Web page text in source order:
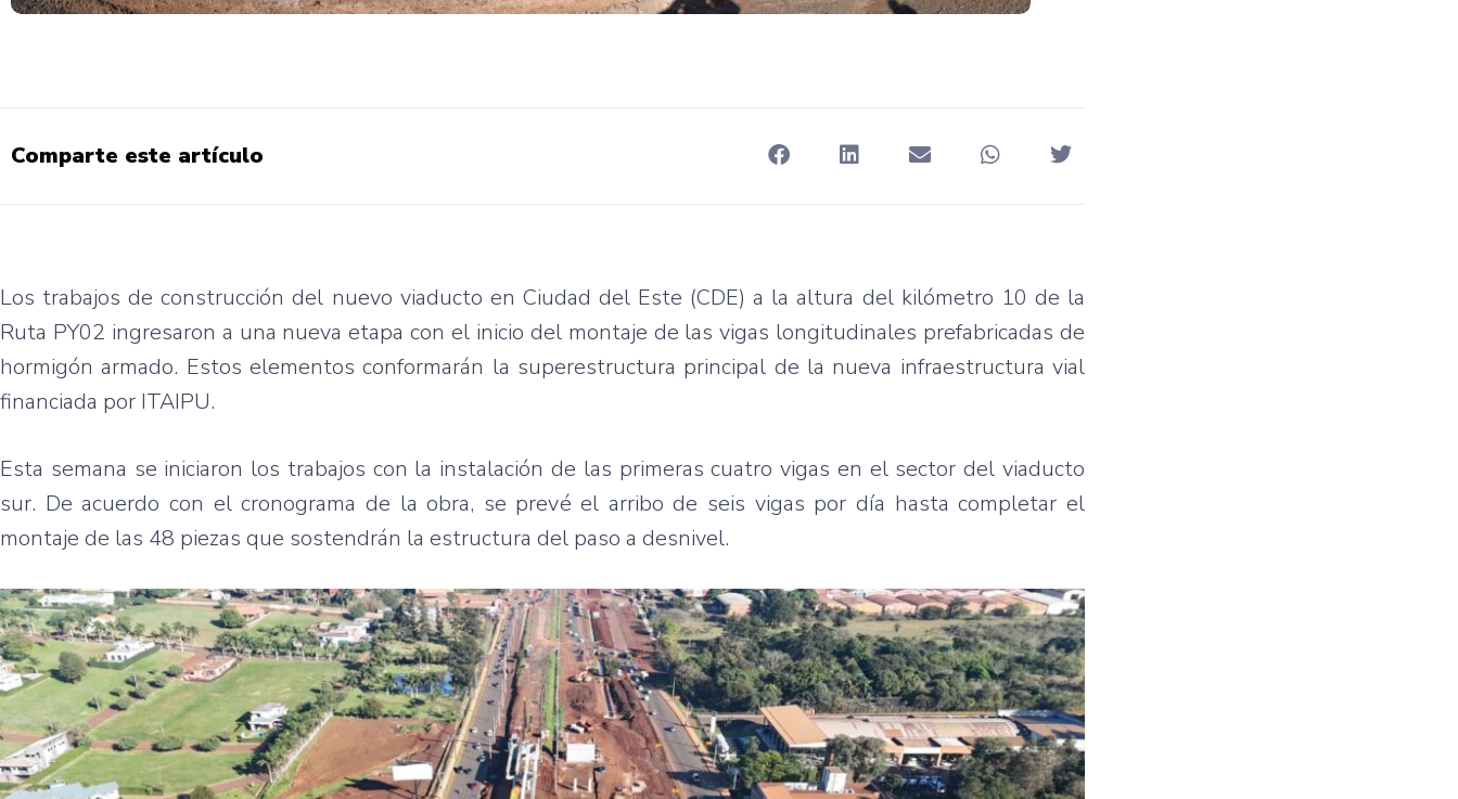
Comparte este artículo
Los trabajos de construcción del nuevo viaducto en Ciudad del Este (CDE) a la altura del kilómetro 10 de la
Ruta PY02 ingresaron a una nueva etapa con el inicio del montaje de las vigas longitudinales prefabricadas de
hormigón armado. Estos elementos conformarán la superestructura principal de la nueva infraestructura vial
financiada por ITAIPU.
Esta semana se iniciaron los trabajos con la instalación de las primeras cuatro vigas en el sector del viaducto
sur. De acuerdo con el cronograma de la obra, se prevé el arribo de seis vigas por día hasta completar el
montaje de las 48 piezas que sostendrán la estructura del paso a desnivel.